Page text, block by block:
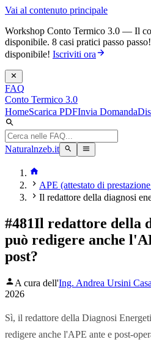
Vai al contenuto principale
Workshop Conto Termico 3.0 — Il
disponibile. 8 casi pratici passo passo!
disponibile! Iscriviti ora
FAQ
Conto Termico 3.0
HomeScarica PDFInvia Domanda
Naturalnzeb.it
APE (attestato di
Il redattore della diagnosi
#481Il redattore della
può redigere anche
post?
A cura dell'Ing. Andrea Ursini
2026
Sì, il redattore della Diagnosi
redigere anche l'APE ante e post-